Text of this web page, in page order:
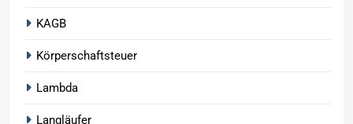
KAGB
Körperschaftsteuer
Lambda
Langläufer